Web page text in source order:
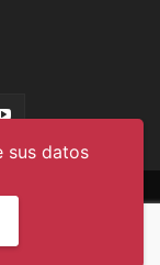
sus datos
SOMOS